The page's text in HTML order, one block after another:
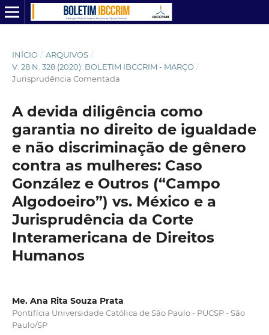
INÍCIO / ARQUIVOS /
V. 28 N. 328 (2020): BOLETIM IBCCRIM - MARÇO /
Jurisprudência Comentada
A devida diligência como
garantia no direito de igualdade
e não discriminação de gênero
contra as mulheres: Caso
González e Outros (“Campo
Algodoeiro”) vs. México e a
Jurisprudência da Corte
Interamericana de Direitos
Humanos
Me. Ana Rita Souza Prata
Pontifícia Universidade Católica de São Paulo - PUCSP - São
Paulo/SP